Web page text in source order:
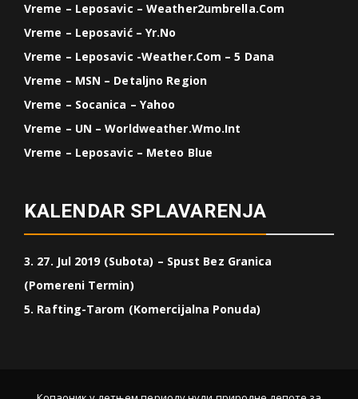
Vreme – Leposavic – Weather2umbrella.com
Vreme – Leposavić – Yr.no
Vreme – Leposavic -weather.com – 5 Dana
Vreme – MSN – Detaljno Region
Vreme – Socanica – Yahoo
Vreme – UN – Worldweather.wmo.int
Vreme – Leposavic – Meteo Blue
KALENDAR SPLAVARENJA
3. 27. Jul 2019 (Subota) – Spust Bez Granica
(Pomereni Termin)
5. Rafting-Tarom (Komercijalna Ponuda)